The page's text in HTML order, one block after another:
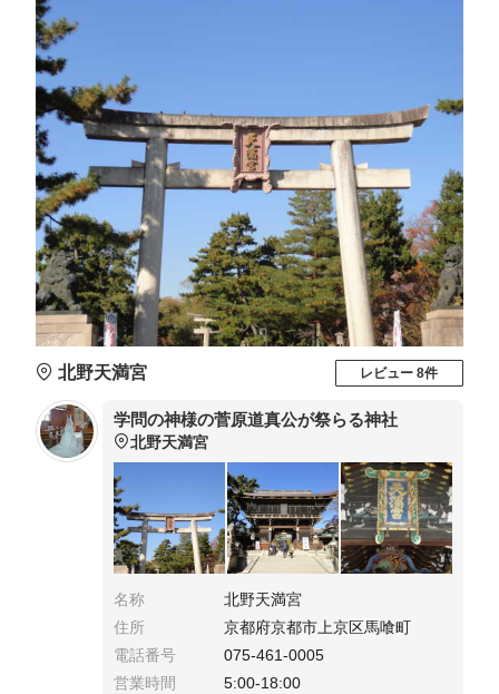
北野天満宮 レビュー 8件
学問の神様の菅原道真公が祭らる神社
北野天満宮
名称
北野天満宮
住所
京都府京都市上京区馬喰町
電話番号
075-461-0005
営業時間
5:00-18:00